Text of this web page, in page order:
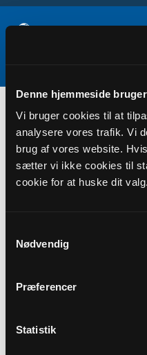
Denne hjemmeside
Vi bruger cookies til at
analysere vores trafik. Vi
brug af vores website.
sætter vi ikke cookies til
cookie for at huske dit valg.
Nødvendig
Præferencer
Statistik
Menighedsrådsvalg
Information om
Der vil være orienterings-